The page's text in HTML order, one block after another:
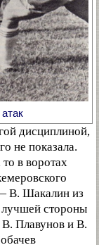
дисциплиной,
не показала.
в воротах
В. Шакалин из
лучшей стороны
Плавунов и В.